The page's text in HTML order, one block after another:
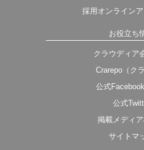
採用オンライン
お役立ち
クラウディア
Crarepo（ク
公式
公式
掲載メディ
サイトマ